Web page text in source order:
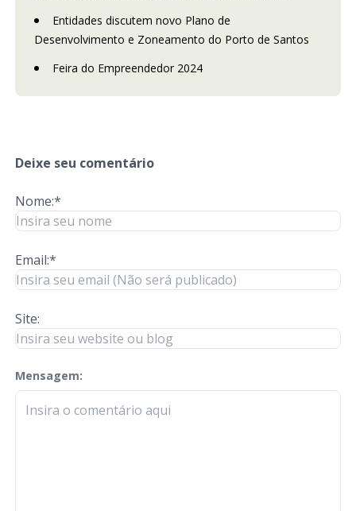
Entidades discutem novo Plano de
Desenvolvimento e Zoneamento do Porto de Santos
Feira do Empreendedor 2024
Deixe seu comentário
Nome:*
Email:*
Site:
Mensagem:
check-terms